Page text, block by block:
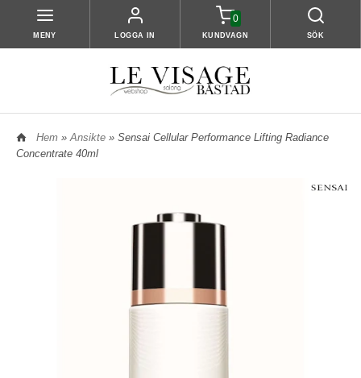
MENY LOGGA IN
0
KUNDVAGN SÖK
Hem » Ansikte » Sensai Cellular Performance Lifting Radiance
Concentrate 40ml